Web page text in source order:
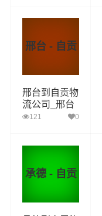
邢台 - 自贡
邢台到自贡物
流公司_邢台
到自贡货运_
121 0
承德 - 自贡